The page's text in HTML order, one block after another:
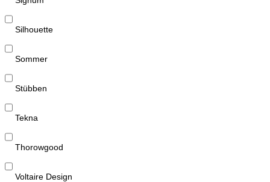
Silhouette
Sommer
Stübben
Tekna
Thorowgood
Voltaire Design